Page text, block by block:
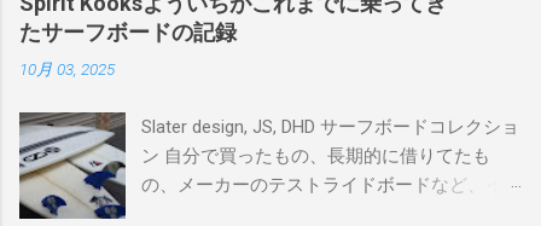
たサーフボードの記録
10月 03, 2025
Slater design, JS, DHD サーフボードコレクショ
ン 自分で買ったもの、長期的に借りてたも
の、メーカーのテストライドボードなど、イ